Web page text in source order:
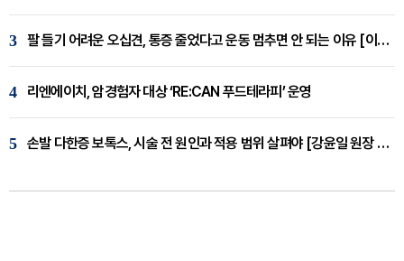
3 팔 들기 어려운 오십견, 통증 줄었다고 운동 멈추면 안 되는 이유 [이병욱 원장 칼럼]
4 리엔에이치, 암경험자 대상 ‘RE:CAN 푸드테라피’ 운영
5 손발 다한증 보톡스, 시술 전 원인과 적용 범위 살펴야 [강윤일 원장 칼럼]